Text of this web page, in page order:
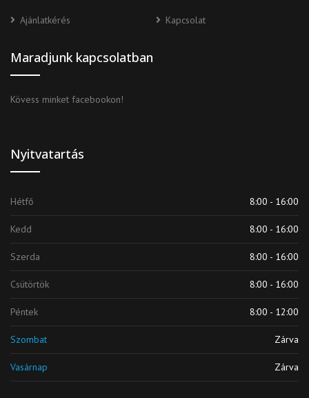
Ajánlatkérés Kapcsolat
Maradjunk kapcsolatban
Kövess minket facebookon!
Nyitvatartás
Hétfő 8:00 - 16:00
Kedd 8:00 - 16:00
Szerda 8:00 - 16:00
Csütörtök 8:00 - 16:00
Péntek 8:00 - 12:00
Szombat Zárva
Vasárnap Zárva